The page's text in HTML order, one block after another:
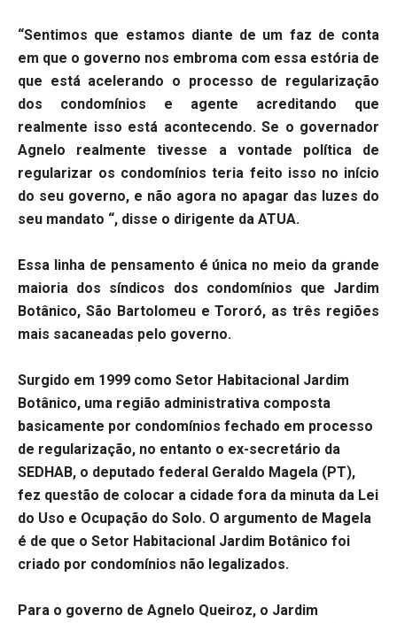
“Sentimos que estamos diante de um faz de conta
em que o governo nos embroma com essa estória de
que está acelerando o processo de regularização
dos condomínios e agente acreditando que
realmente isso está acontecendo. Se o governador
Agnelo realmente tivesse a vontade política de
regularizar os condomínios teria feito isso no início
do seu governo, e não agora no apagar das luzes do
seu mandato “, disse o dirigente da ATUA.
Essa linha de pensamento é única no meio da grande
maioria dos síndicos dos condomínios que Jardim
Botânico, São Bartolomeu e Tororó, as três regiões
mais sacaneadas pelo governo.
Surgido em 1999 como Setor Habitacional Jardim
Botânico, uma região administrativa composta
basicamente por condomínios fechado em processo
de regularização, no entanto o ex-secretário da
SEDHAB, o deputado federal Geraldo Magela (PT),
fez questão de colocar a cidade fora da minuta da Lei
do Uso e Ocupação do Solo. O argumento de Magela
é de que o Setor Habitacional Jardim Botânico foi
criado por condomínios não legalizados.
Para o governo de Agnelo Queiroz, o Jardim